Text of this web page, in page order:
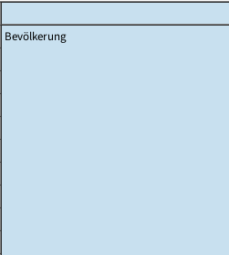
Bevölkerung